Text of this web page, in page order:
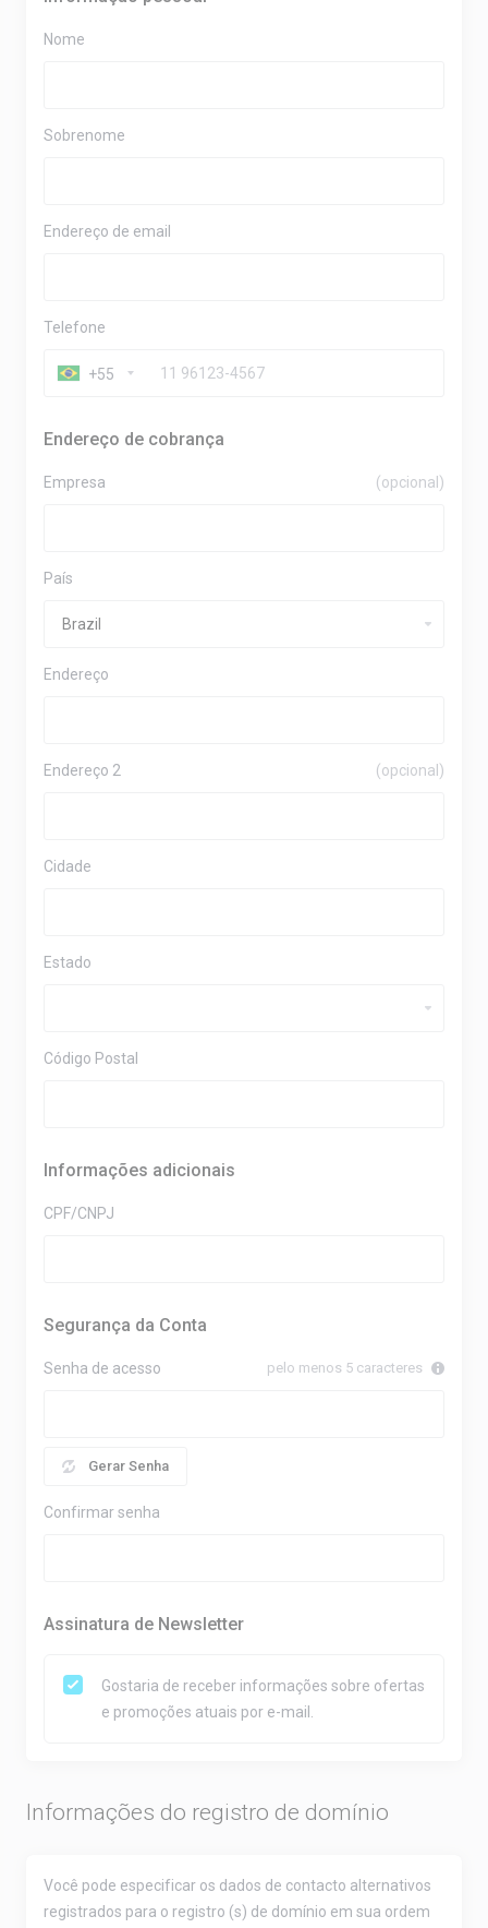
Nome
Sobrenome
Endereço de email
Telefone
+55
Endereço de cobrança
Empresa (opcional)
País
Endereço
Endereço 2 (opcional)
Cidade
Estado
Código Postal
Informações adicionais
CPF/CNPJ
Segurança da Conta
Senha de acesso pelo menos 5 caracteres
Gerar Senha
Confirmar senha
Assinatura de Newsletter
Gostaria de receber informações sobre ofertas
e promoções atuais por e-mail.
Informações do registro de domínio
Você pode especificar os dados de contacto alternativos
registrados para o registro (s) de domínio em sua ordem